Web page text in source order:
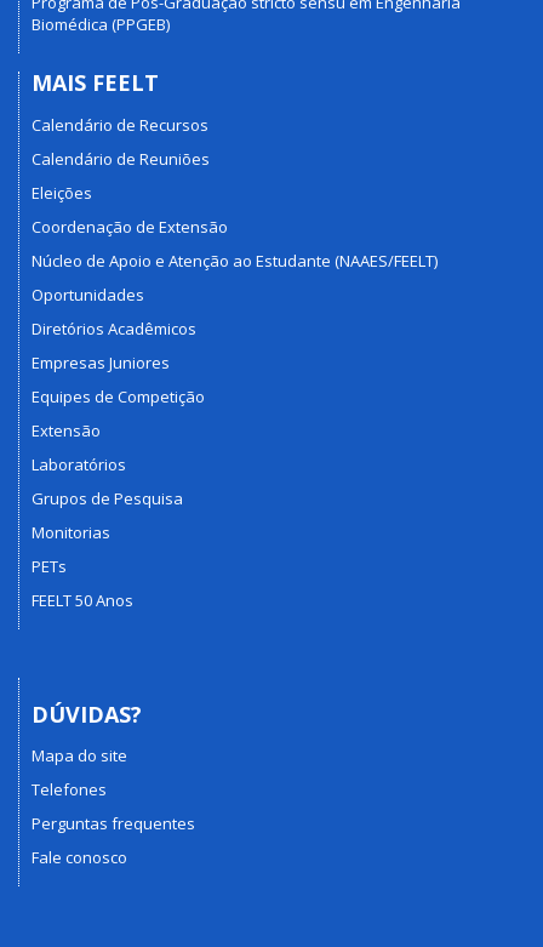
Biomédica (PPGEB)
MAIS FEELT
Calendário de Recursos
Calendário de Reuniões
Eleições
Coordenação de Extensão
Núcleo de Apoio e Atenção ao Estudante (NAAES/FEELT)
Oportunidades
Diretórios Acadêmicos
Empresas Juniores
Equipes de Competição
Extensão
Laboratórios
Grupos de Pesquisa
Monitorias
PETs
FEELT 50 Anos
DÚVIDAS?
Mapa do site
Telefones
Perguntas frequentes
Fale conosco